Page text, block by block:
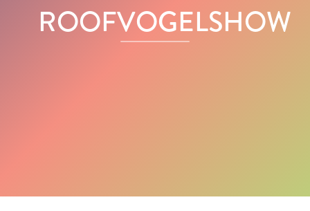
ROOFVOGELSHOW